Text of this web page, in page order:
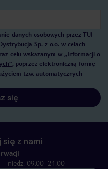
danych osobowych przez TUI
Sp. z o.o. w celach
celu wskazanym w „Informacji o
, poprzez elektroniczną formę
tzw. automatycznych
się
z nami
niedz. 09:00–21:00